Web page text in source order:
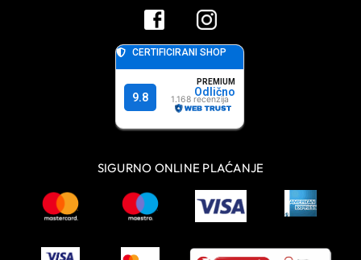
SIGURNO ONLINE PLAĆANJE